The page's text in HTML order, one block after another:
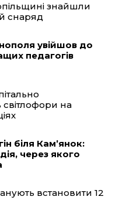
знайшли
снаряд
увійшов до
педагогів
на
біля Кам’янок:
через якого
встановити 12